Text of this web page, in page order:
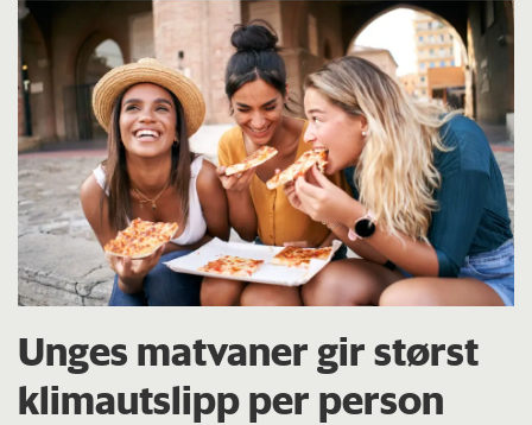
Unges matvaner gir størst
klimautslipp per person